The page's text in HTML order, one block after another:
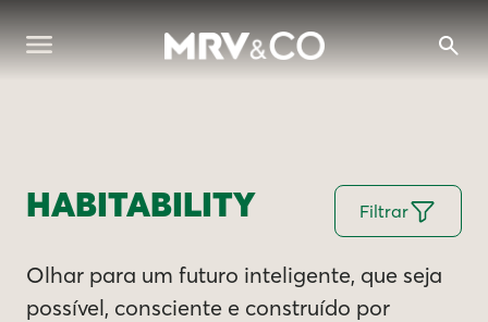
HABITABILITY Filtrar
Olhar para um futuro inteligente, que seja
possível, consciente e construído por